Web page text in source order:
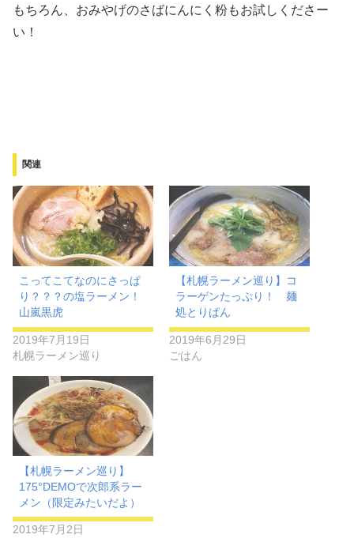
もちろん、おみやげのさばにんにく粉もお試しくださー
い！
関連
こってこてなのにさっぱ
り？？？の塩ラーメン！
山嵐黒虎
2019年7月19日
札幌ラーメン巡り
【札幌ラーメン巡り】コ
ラーゲンたっぷり！ 麺
処とりぱん
2019年6月29日
ごはん
【札幌ラーメン巡り】
175°DEMOで次郎系ラー
メン（限定みたいだよ）
2019年7月2日